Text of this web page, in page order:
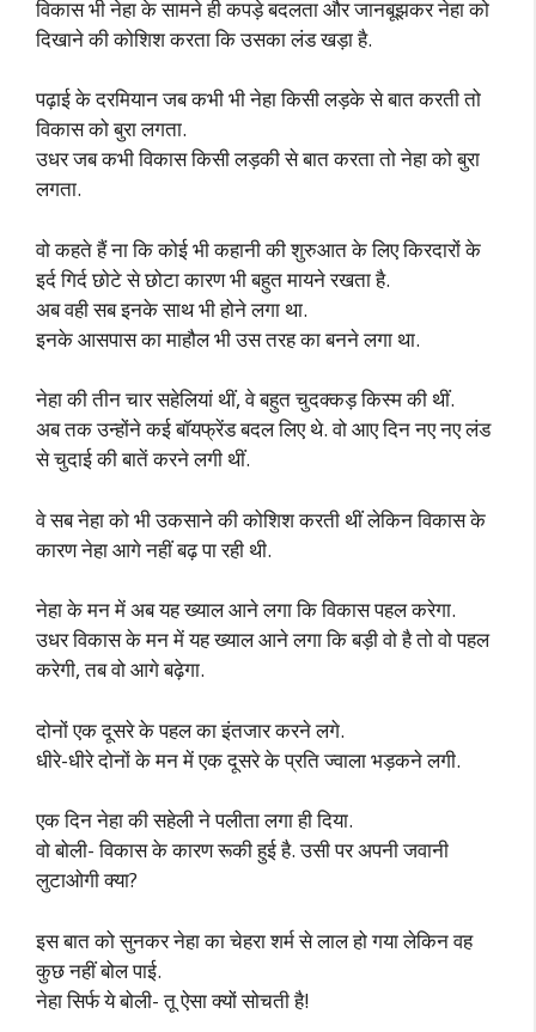
विकास भी नेहा के सामने ही कपड़े बदलता और जानबूझकर नेहा को
दिखाने की कोशिश करता कि उसका लंड खड़ा है.
पढ़ाई के दरमियान जब कभी भी नेहा किसी लड़के से बात करती तो
विकास को बुरा लगता.
उधर जब कभी विकास किसी लड़की से बात करता तो नेहा को बुरा
लगता.
वो कहते हैं ना कि कोई भी कहानी की शुरुआत के लिए किरदारों के
इर्द गिर्द छोटे से छोटा कारण भी बहुत मायने रखता है.
अब वही सब इनके साथ भी होने लगा था.
इनके आसपास का माहौल भी उस तरह का बनने लगा था.
नेहा की तीन चार सहेलियां थीं, वे बहुत चुदक्कड़ किस्म की थीं.
अब तक उन्होंने कई बॉयफ्रेंड बदल लिए थे. वो आए दिन नए नए लंड
से चुदाई की बातें करने लगी थीं.
वे सब नेहा को भी उकसाने की कोशिश करती थीं लेकिन विकास के
कारण नेहा आगे नहीं बढ़ पा रही थी.
नेहा के मन में अब यह ख्याल आने लगा कि विकास पहल करेगा.
उधर विकास के मन में यह ख्याल आने लगा कि बड़ी वो है तो वो पहल
करेगी, तब वो आगे बढ़ेगा.
दोनों एक दूसरे के पहल का इंतजार करने लगे.
धीरे-धीरे दोनों के मन में एक दूसरे के प्रति ज्वाला भड़कने लगी.
एक दिन नेहा की सहेली ने पलीता लगा ही दिया.
वो बोली- विकास के कारण रूकी हुई है. उसी पर अपनी जवानी
लुटाओगी क्या?
इस बात को सुनकर नेहा का चेहरा शर्म से लाल हो गया लेकिन वह
कुछ नहीं बोल पाई.
नेहा सिर्फ ये बोली- तू ऐसा क्यों सोचती है!